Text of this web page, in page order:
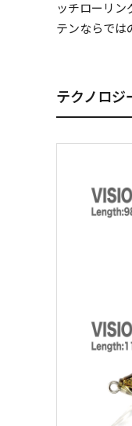
ッチローリン
テンならでは
テクノロジ